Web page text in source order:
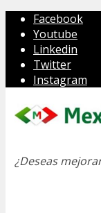
Facebook
Youtube
Linkedin
Twitter
Instagram
¿Deseas